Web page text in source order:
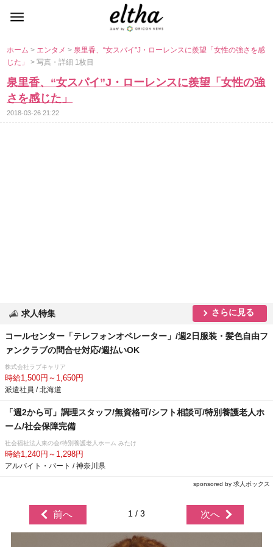
ホーム> エンタメ> 泉里香、“女スパイ”J・ローレンスに羨望「女性の強さを感
じた」> 写真・詳細 1枚目
泉里香、“女スパイ”J・ローレンスに羨望「女性の強
さを感じた」
2018-03-26 21:22
求人特集 さらに見る
コールセンター「テレフォンオペレーター」/週2日服装・髪色自由フ
ァンクラブの問合せ対応/週払いOK
株式会社ラブキャリア
時給1,500円～1,650円
派遣社員 / 北海道
「週2から可」調理スタッフ/無資格可/シフト相談可/特別養護老人ホ
ーム/社会保障完備
社会福祉法人東の会/特別養護老人ホーム みたけ
時給1,240円～1,298円
アルバイト・パート / 神奈川県
sponsored by 求人ボックス
前へ 1 / 3 次へ